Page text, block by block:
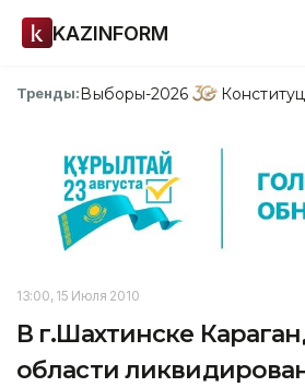
KAZINFORM
Тренды:Выборы-2026
13:00, 15 Июля 2010
В г.Шахтинске
области